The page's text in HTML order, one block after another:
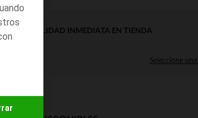
DISPONIBILIDAD INMEDIATA EN TIENDA
Seleccione